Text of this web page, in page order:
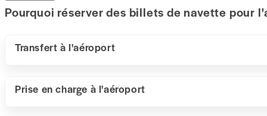
Pourquoi réserver des billets de navette pour
Transfert à l'aéroport
Prise en charge à l'aéroport